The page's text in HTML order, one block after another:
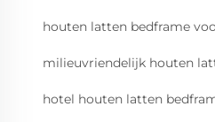
houten latten bedframe
milieuvriendelijk houten
hotel houten latten